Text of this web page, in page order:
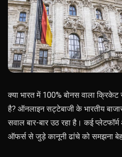
क्या भारत में 100% बोनस वाला
है? ऑनलाइन सट्टेबाजी के भारतीय
सवाल बार-बार उठ रहा है। कई
ऑफर्स से जुड़े कानूनी ढांचे को समझना